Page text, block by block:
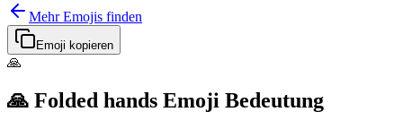
Mehr Emojis finden
Emoji kopieren
🙏
🙏 Folded hands Emoji Bedeutung